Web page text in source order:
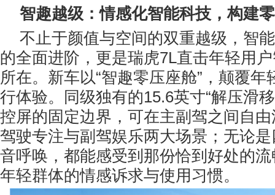
智趣越级：情感化智能科技，构建
不止于颜值与空间的双重越级，智
的全面进阶，更是瑞虎7L直击年轻用
所在。新车以“智趣零压座舱”，颠覆年
行体验。同级独有的15.6英寸“解压滑
控屏的固定边界，可在主副驾之间自
驾驶专注与副驾娱乐两大场景；无论
音呼唤，都能感受到那份恰到好处的
年轻群体的情感诉求与使用习惯。